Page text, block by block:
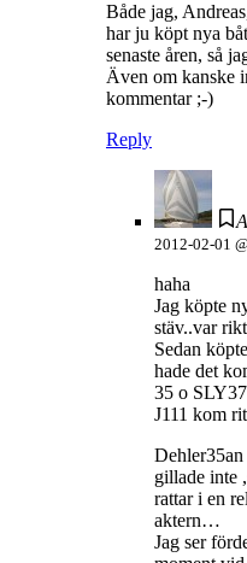
Både jag,
har ju köpt nya
senaste åren, så
Även om kanske
kommentar ;-)
Reply
2012-02-01
haha
Jag köpte
stäv..var
Sedan
hade det
35 o
J111 kom
gillade inte
rattar i en
aktern…
Jag ser